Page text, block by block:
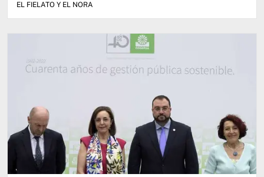
EL FIELATO Y EL NORA